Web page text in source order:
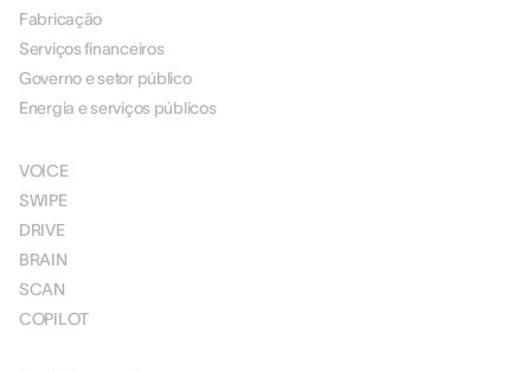
Fabricação
Serviços financeiros
Governo e setor público
Energia e serviços públicos
VOICE
SWIPE
DRIVE
BRAIN
SCAN
COPILOT